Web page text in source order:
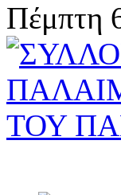
Πέμπτη